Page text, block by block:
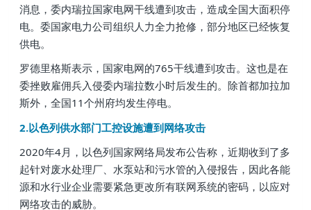
消息，委内瑞拉国家电网干线遭到攻击，造成全国大面积停
电。委国家电力公司组织人力全力抢修，部分地区已经恢复
供电。
罗德里格斯表示，国家电网的765干线遭到攻击。这也是在
委挫败雇佣兵入侵委内瑞拉数小时后发生的。除首都加拉加
斯外，全国11个州府均发生停电。
2.以色列供水部门工控设施遭到网络攻击
2020年4月，以色列国家网络局发布公告称，近期收到了多
起针对废水处理厂、水泵站和污水管的入侵报告，因此各能
源和水行业企业需要紧急更改所有联网系统的密码，以应对
网络攻击的威胁。